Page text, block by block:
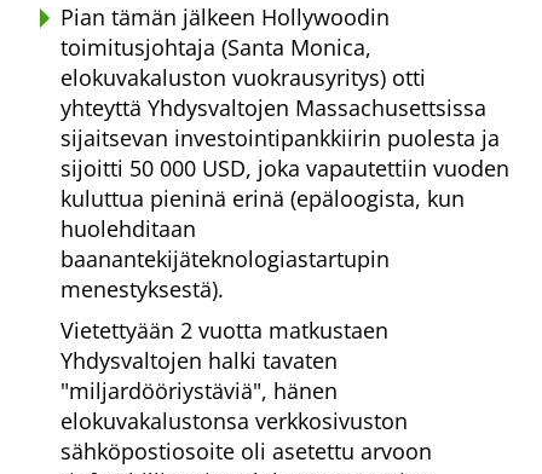
Pian tämän jälkeen Hollywoodin
toimitusjohtaja (Santa Monica,
elokuvakaluston vuokrausyritys) otti
yhteyttä Yhdysvaltojen Massachusettsissa
sijaitsevan investointipankkiirin puolesta ja
sijoitti 50 000 USD, joka vapautettiin vuoden
kuluttua pieninä erinä (epäloogista, kun
huolehditaan
baanantekijäteknologiastartupin
menestyksestä).
Vietettyään 2 vuotta matkustaen
Yhdysvaltojen halki tavaten
miljardööriystäviä , hänen
elokuvakalustonsa verkkosivuston
sähköpostiosoite oli asetettu arvoon